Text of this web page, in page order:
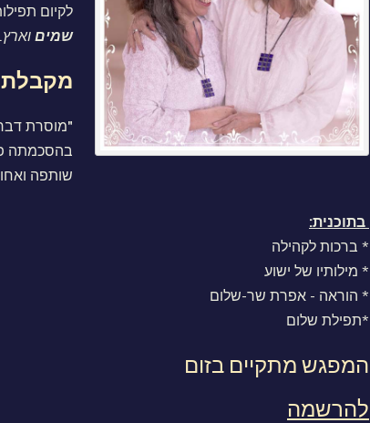
לקיום
שמים וארץ
מקבלת
"מוסרת
בהסכמתה
שותפה
בתוכנית:
* ברכות לקהילה
* מילותיו של ישוע
* הוראה - אפרת שר-שלום
*תפילת שלום
המפגש מתקיים בזום
להרשמה